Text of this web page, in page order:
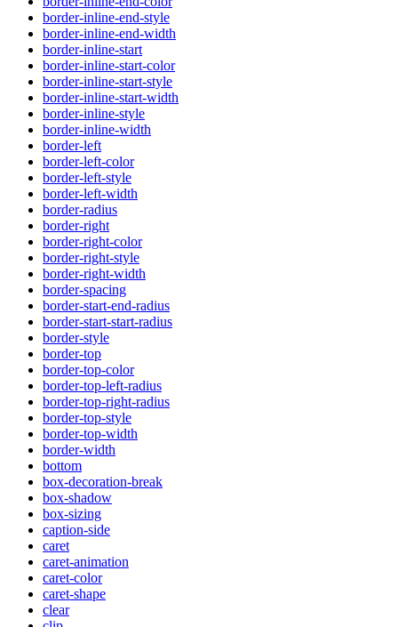
border-inline-end-style
border-inline-end-width
border-inline-start
border-inline-start-color
border-inline-start-style
border-inline-start-width
border-inline-style
border-inline-width
border-left
border-left-color
border-left-style
border-left-width
border-radius
border-right
border-right-color
border-right-style
border-right-width
border-spacing
border-start-end-radius
border-start-start-radius
border-style
border-top
border-top-color
border-top-left-radius
border-top-right-radius
border-top-style
border-top-width
border-width
bottom
box-decoration-break
box-shadow
box-sizing
caption-side
caret
caret-animation
caret-color
caret-shape
clear